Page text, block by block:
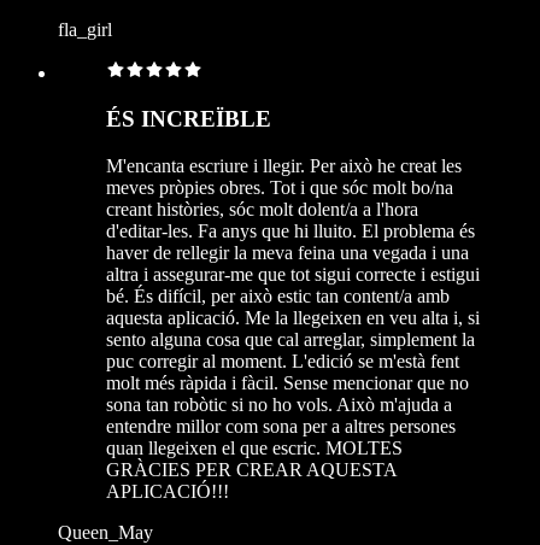
fla_girl
ÉS INCREÏBLE
M'encanta escriure i llegir. Per això he creat les
meves pròpies obres. Tot i que sóc molt bo/na
creant històries, sóc molt dolent/a a l'hora
d'editar-les. Fa anys que hi lluito. El problema és
haver de rellegir la meva feina una vegada i una
altra i assegurar-me que tot sigui correcte i estigui
bé. És difícil, per això estic tan content/a amb
aquesta aplicació. Me la llegeixen en veu alta i, si
sento alguna cosa que cal arreglar, simplement la
puc corregir al moment. L'edició se m'està fent
molt més ràpida i fàcil. Sense mencionar que no
sona tan robòtic si no ho vols. Això m'ajuda a
entendre millor com sona per a altres persones
quan llegeixen el que escric. MOLTES
GRÀCIES PER CREAR AQUESTA
APLICACIÓ!!!
Queen_May